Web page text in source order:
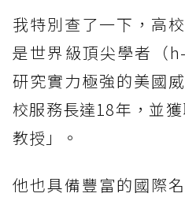
我特別查了一下，高
是世界級頂尖學者（
研究實力極強的美國
校服務長達18年，並
教授」。
他也具備豐富的國際